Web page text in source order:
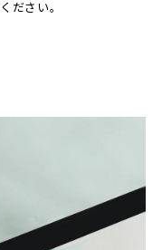
ださい。